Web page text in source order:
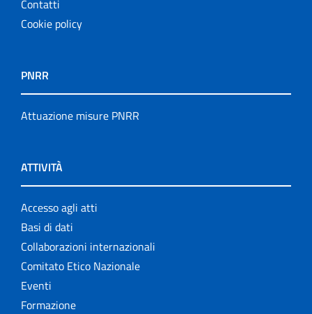
Contatti
Cookie policy
PNRR
Attuazione misure PNRR
ATTIVITÀ
Accesso agli atti
Basi di dati
Collaborazioni internazionali
Comitato Etico Nazionale
Eventi
Formazione